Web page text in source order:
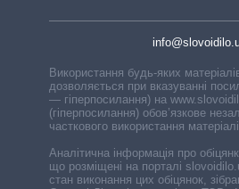
Використання будь-яких
дозволяється при вказуванні
— гіперпосилання) на
(гіперпосилання) обов’язкове
часткового використання
Аналітична інформація про
що розміщені на порталі
стан виконання цих обіцянок,